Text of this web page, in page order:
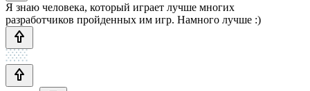
Я знаю человека, который играет лучше многих
разработчиков пройденных им игр. Намного лучше :)